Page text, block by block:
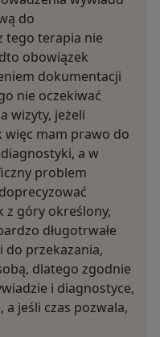
do
tego terapia nie
obowiązek
dokumentacji
nie oczekiwać
wizyty, jeżeli
więc mam prawo do
a w
problem
z góry określony,
długotrwałe
przekazania,
dlatego zgodnie
i diagnostyce,
jeśli czas pozwala,